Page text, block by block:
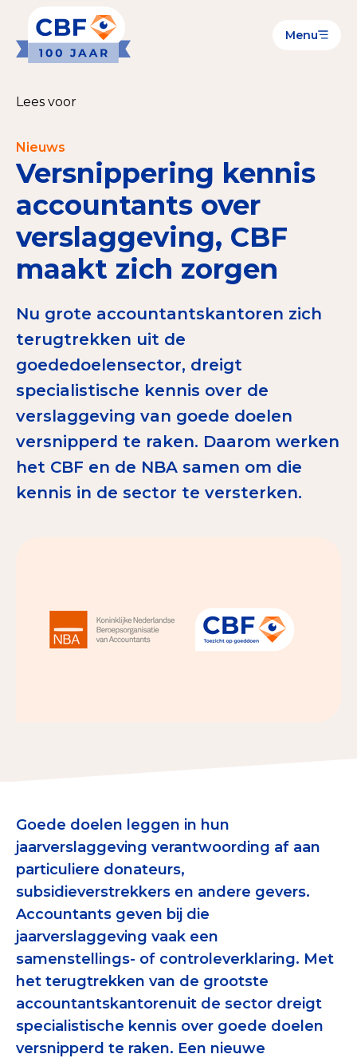
Menu
Goede Doelen
CBF-Erkenning aanvragen
Tarieven CBF-Erkenning
Publiek
Veilig geven met het CBF-keurmerk
Check het CBF-keurmerk van een goed doel
Download de Geef Gerust Checklist
Tips bij doneren: zo geef je veilig
Data & Onderzoek
Betrouwbare data over goede doelen
CBF-publicaties
Contact & Signalen
Nieuws
Over het CBF
Veelgestelde vragen
Register Erkende Donatieplatformen
Lees voor
Nieuws
Versnippering kennis
accountants over
verslaggeving, CBF
maakt zich zorgen
Nu grote accountantskantoren zich
terugtrekken uit de
goededoelensector, dreigt
specialistische kennis over de
verslaggeving van goede doelen
versnipperd te raken. Daarom werken
het CBF en de NBA samen om die
kennis in de sector te versterken.
Goede doelen leggen in hun
jaarverslaggeving verantwoording af aan
particuliere donateurs,
subsidieverstrekkers en andere gevers.
Accountants geven bij die
jaarverslaggeving vaak een
samenstellings- of controleverklaring. Met
het terugtrekken van de grootste
accountantskantorenuit de sector dreigt
specialistische kennis over goede doelen
versnipperd te raken. Een nieuwe